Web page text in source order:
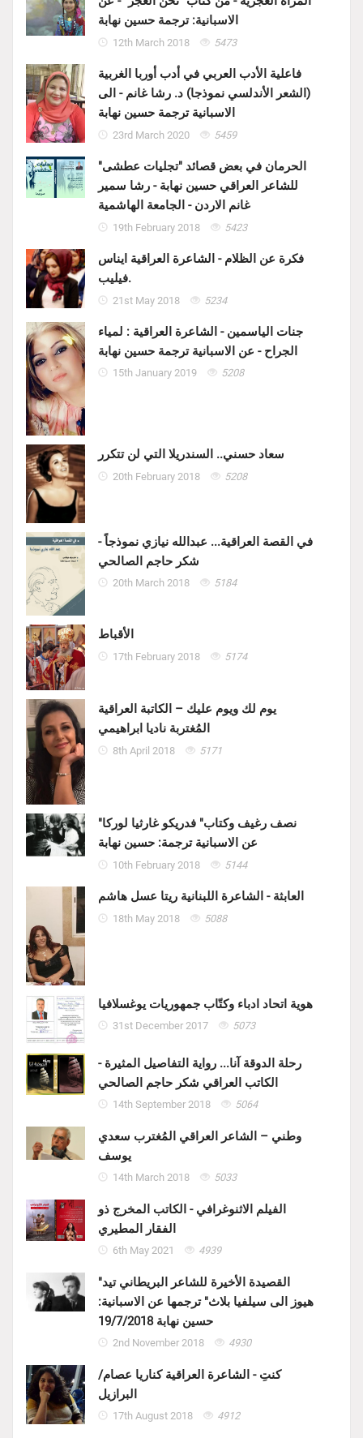
الاسبانية: ترجمة حسين نهابة
12th March 2018 5473
فاعلية الأدب العربي في أدب أوربا الغربية
(الشعر الأندلسي نموذجا) د. رشا غانم - الى
الاسبانية ترجمة حسين نهابة
23rd March 2020 5459
الحرمان في بعض قصائد "تجليات عطشى"
للشاعر العراقي حسين نهابة - رشا سمير
غانم الاردن - الجامعة الهاشمية
19th February 2018 5423
فكرة عن الظلام - الشاعرة العراقية ايناس
فيليب.
21st May 2018 5234
جنات الياسمين - الشاعرة العراقية : لمياء
الجراح - عن الاسبانية ترجمة حسين نهابة
15th January 2019 5208
سعاد حسني.. السندريلا التي لن تتكرر
20th February 2018 5208
في القصة العراقية... عبدالله نيازي نموذجاً -
شكر حاجم الصالحي
20th March 2018 5184
الأقباط
17th February 2018 5174
يوم لك ويوم عليك – الكاتبة العراقية
المُغتربة ناديا ابراهيمي
8th April 2018 5171
"نصف رغيف وكتاب" فدريكو غارثيا لوركا
عن الاسبانية ترجمة: حسين نهابة
10th February 2018 5144
العابثة - الشاعرة اللبنانية ريتا عسل هاشم
18th May 2018 5088
هوية اتحاد ادباء وكتّاب جمهوريات يوغسلافيا
31st December 2017 5073
رحلة الدوقة آنا... رواية التفاصيل المثيرة -
الكاتب العراقي شكر حاجم الصالحي
14th September 2018 5064
وطني – الشاعر العراقي المُغترب سعدي
يوسف
14th March 2018 5033
الفيلم الاثنوغرافي - الكاتب المخرج ذو
الفقار المطيري
6th May 2021 4939
"القصيدة الأخيرة للشاعر البريطاني تيد
هيوز الى سيلفيا بلاث" ترجمها عن الاسبانية:
حسين نهابة 19/7/2018
2nd November 2018 4930
كنتِ - الشاعرة العراقية كناريا عصام/
البرازيل
17th August 2018 4912